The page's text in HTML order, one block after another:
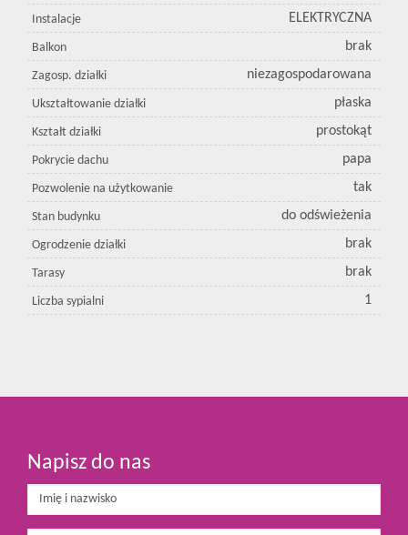
Instalacje ELEKTRYCZNA
Balkon brak
Zagosp. działki niezagospodarowana
Ukształtowanie działki płaska
Kształt działki prostokąt
Pokrycie dachu papa
Pozwolenie na użytkowanie tak
Stan budynku do odświeżenia
Ogrodzenie działki brak
Tarasy brak
Liczba sypialni 1
Napisz do nas